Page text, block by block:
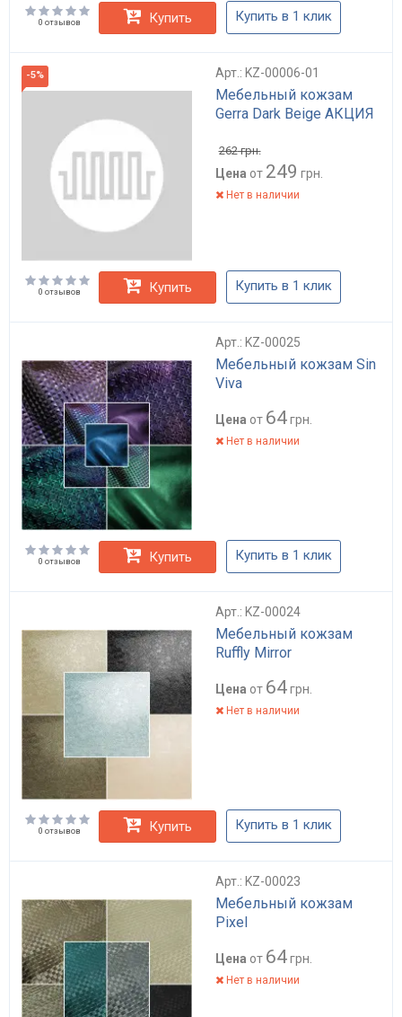
0 отзывов Купить Купить в 1 клик
-5% Арт.: KZ-00006-01
Мебельный кожзам
Gerra Dark Beige АКЦИЯ
262грн.
Цена от 249 грн.
Нет в наличии
0 отзывов Купить Купить в 1 клик
Арт.: KZ-00025
Мебельный кожзам Sin
Viva
Цена от 64грн.
Нет в наличии
0 отзывов Купить Купить в 1 клик
Арт.: KZ-00024
Мебельный кожзам
Ruffly Mirror
Цена от 64грн.
Нет в наличии
0 отзывов Купить Купить в 1 клик
Арт.: KZ-00023
Мебельный кожзам
Pixel
Цена от 64грн.
Нет в наличии